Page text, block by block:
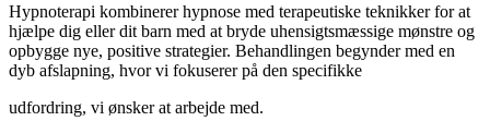
Hypnoterapi kombinerer hypnose med terapeutiske teknikker for at
hjælpe dig eller dit barn med at bryde uhensigtsmæssige mønstre og
opbygge nye, positive strategier. Behandlingen begynder med en
dyb afslapning, hvor vi fokuserer på den specifikke
udfordring, vi ønsker at arbejde med.